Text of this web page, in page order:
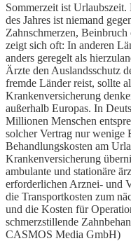
Sommerzeit ist
des Jahres ist niemand
Zahnschmerzen,
zeigt sich oft: In anderen
anders geregelt als
Ärzte den Auslandsschutz
fremde Länder reist, sollte
Krankenversicherung
außerhalb Europas. In
Millionen Menschen
solcher Vertrag nur wenige
Behandlungskosten am
Krankenversicherung
ambulante und stationäre
erforderlichen Arznei- und
die Transportkosten zum
und die Kosten für
schmerzstillende
CASMOS Media GmbH)